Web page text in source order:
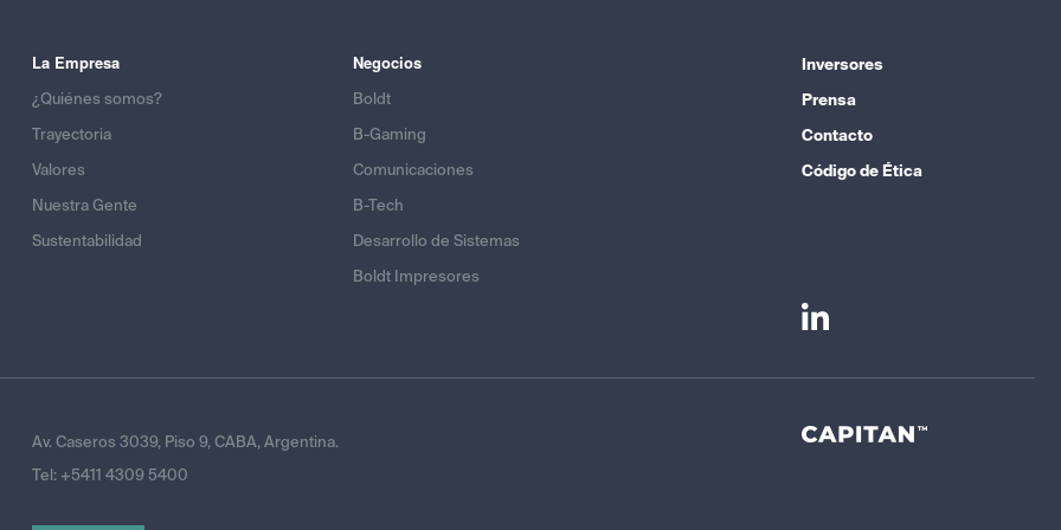
La Empresa
¿Quiénes somos?
Trayectoria
Valores
Nuestra Gente
Sustentabilidad
Negocios
Boldt
B-Gaming
Comunicaciones
B-Tech
Desarrollo de Sistemas
Boldt Impresores
Inversores
Prensa
Contacto
Código de Ética
Av. Caseros 3039, Piso 9, CABA, Argentina.
Tel: +5411 4309 5400